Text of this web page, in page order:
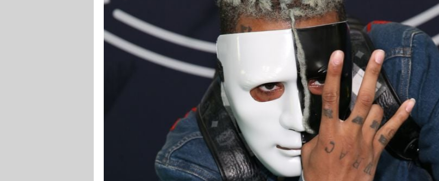
Lifestyle
Familie & Liebe
Promiflash Exklusiv
Alle Themen auf Promiflash
Jobs
App runterladen
Team
Redaktionelle Richtlinien